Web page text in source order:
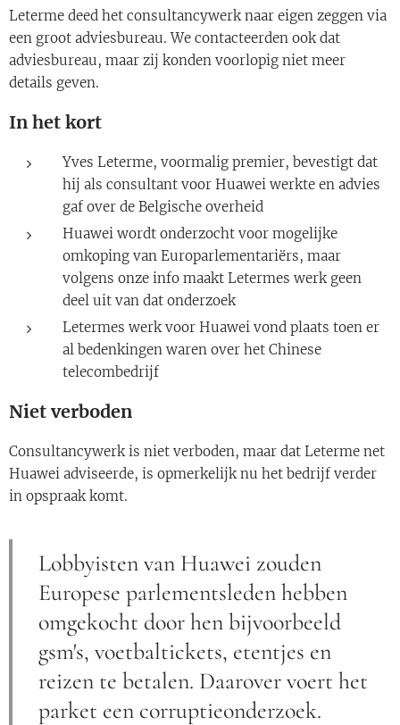
Leterme deed het consultancywerk naar eigen zeggen via
een groot adviesbureau. We contacteerden ook dat
adviesbureau, maar zij konden voorlopig niet meer
details geven.
In het kort
Yves Leterme, voormalig premier, bevestigt dat
hij als consultant voor Huawei werkte en advies
gaf over de Belgische overheid
Huawei wordt onderzocht voor mogelijke
omkoping van Europarlementariërs, maar
volgens onze info maakt Letermes werk geen
deel uit van dat onderzoek
Letermes werk voor Huawei vond plaats toen er
al bedenkingen waren over het Chinese
telecombedrijf
Niet verboden
Consultancywerk is niet verboden, maar dat Leterme net
Huawei adviseerde, is opmerkelijk nu het bedrijf verder
in opspraak komt.
Lobbyisten van Huawei zouden
Europese parlementsleden hebben
omgekocht door hen bijvoorbeeld
gsm's, voetbaltickets, etentjes en
reizen te betalen. Daarover voert het
parket een corruptieonderzoek.